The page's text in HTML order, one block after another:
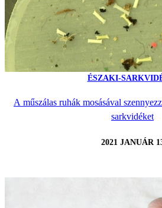
ÉSZAKI-
A műszálas ruhák mosásával
sarkvidéket
2021 JANUÁR